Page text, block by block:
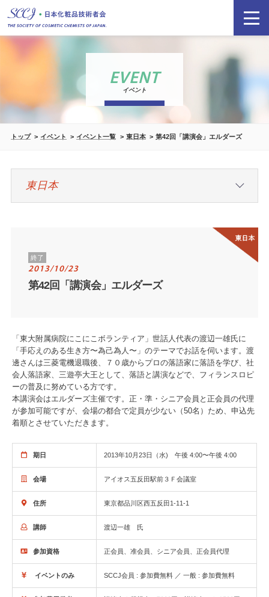
EVENT
イベント
トップ イベント イベント一覧 東日本 第42回「講演会」エルダーズ
終了
2013/10/23
第42回「講演会」エルダーズ
「東大附属病院にこにこボランティア」世話人代表の渡辺一雄氏に
「手応えのある生き方〜為己為人〜」のテーマでお話を伺います。渡
邊さんは三菱電機退職後、７０歳からプロの落語家に落語を学び、社
会人落語家、三遊亭大王として、落語と講演などで、フィランスロピ
ーの普及に努めている方です。
本講演会はエルダーズ主催です。正・準・シニア会員と正会員の代理
が参加可能ですが、会場の都合で定員が少ない（50名）ため、申込先
着順とさせていただきます。
期日 2013年10月23日（水) 午後 4:00〜午後 4:00
会場 アイオス五反田駅前３Ｆ会議室
住所 東京都品川区西五反田1-11-1
講師 渡辺一雄 氏
参加資格 正会員、准会員、シニア会員、正会員代理
イベントのみ SCCJ会員 : 参加費無料 ／ 一般 : 参加費無料